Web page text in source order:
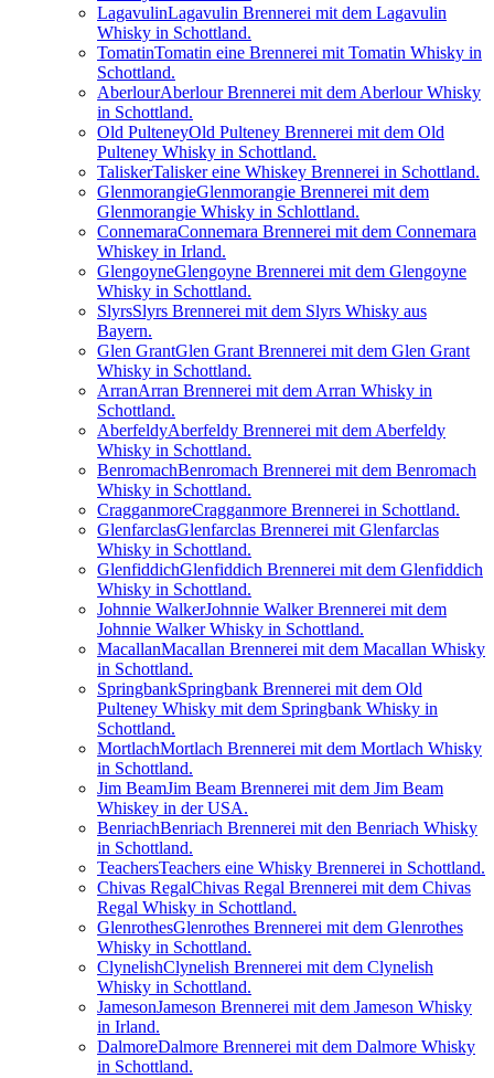
LagavulinLagavulin Brennerei mit dem Lagavulin
Whisky in Schottland.
TomatinTomatin eine Brennerei mit Tomatin Whisky in
Schottland.
AberlourAberlour Brennerei mit dem Aberlour Whisky
in Schottland.
Old PulteneyOld Pulteney Brennerei mit dem Old
Pulteney Whisky in Schottland.
TaliskerTalisker eine Whiskey Brennerei in Schottland.
GlenmorangieGlenmorangie Brennerei mit dem
Glenmorangie Whisky in Schlottland.
ConnemaraConnemara Brennerei mit dem Connemara
Whiskey in Irland.
GlengoyneGlengoyne Brennerei mit dem Glengoyne
Whisky in Schottland.
SlyrsSlyrs Brennerei mit dem Slyrs Whisky aus
Bayern.
Glen GrantGlen Grant Brennerei mit dem Glen Grant
Whisky in Schottland.
ArranArran Brennerei mit dem Arran Whisky in
Schottland.
AberfeldyAberfeldy Brennerei mit dem Aberfeldy
Whisky in Schottland.
BenromachBenromach Brennerei mit dem Benromach
Whisky in Schottland.
CragganmoreCragganmore Brennerei in Schottland.
GlenfarclasGlenfarclas Brennerei mit Glenfarclas
Whisky in Schottland.
GlenfiddichGlenfiddich Brennerei mit dem Glenfiddich
Whisky in Schottland.
Johnnie WalkerJohnnie Walker Brennerei mit dem
Johnnie Walker Whisky in Schottland.
MacallanMacallan Brennerei mit dem Macallan Whisky
in Schottland.
SpringbankSpringbank Brennerei mit dem Old
Pulteney Whisky mit dem Springbank Whisky in
Schottland.
MortlachMortlach Brennerei mit dem Mortlach Whisky
in Schottland.
Jim BeamJim Beam Brennerei mit dem Jim Beam
Whiskey in der USA.
BenriachBenriach Brennerei mit den Benriach Whisky
in Schottland.
TeachersTeachers eine Whisky Brennerei in Schottland.
Chivas RegalChivas Regal Brennerei mit dem Chivas
Regal Whisky in Schottland.
GlenrothesGlenrothes Brennerei mit dem Glenrothes
Whisky in Schottland.
ClynelishClynelish Brennerei mit dem Clynelish
Whisky in Schottland.
JamesonJameson Brennerei mit dem Jameson Whisky
in Irland.
DalmoreDalmore Brennerei mit dem Dalmore Whisky
in Schottland.